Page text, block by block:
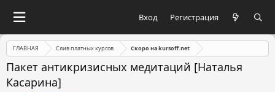
Вход Регистрация
ГЛАВНАЯ Слив платных курсов Скоро на kursoff.net
Пакет антикризисных медитаций [Наталья
Касарина]